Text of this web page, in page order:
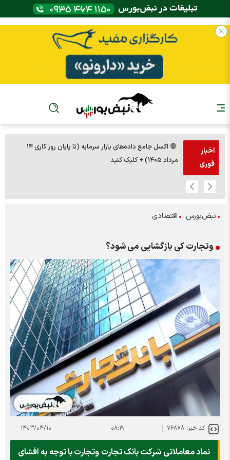
اخبار
فوری
🔴 اکسل جامع داده‌های بازار سرمایه (تا پایان روز کاری ۱۴
مرداد ۱۴۰۵) + کلیک کنید
نبض‌بورس اقتصادی
وتجارت کی بازگشایی می شود؟
کد خبر: ۷۶۸۷۸ ۰۸:۱۹ ۱۴۰۳/۰۴/۱۰
نماد معاملاتی شرکت بانک تجارت وتجارت با توجه به افشای